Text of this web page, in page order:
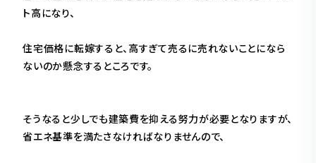
ト高になり、
住宅価格に転嫁すると、高すぎて売るに売れないことになら
ないのか懸念するところです。
そうなると少しでも建築費を抑える努力が必要となりますが、
省エネ基準を満たさなければなりませんので、